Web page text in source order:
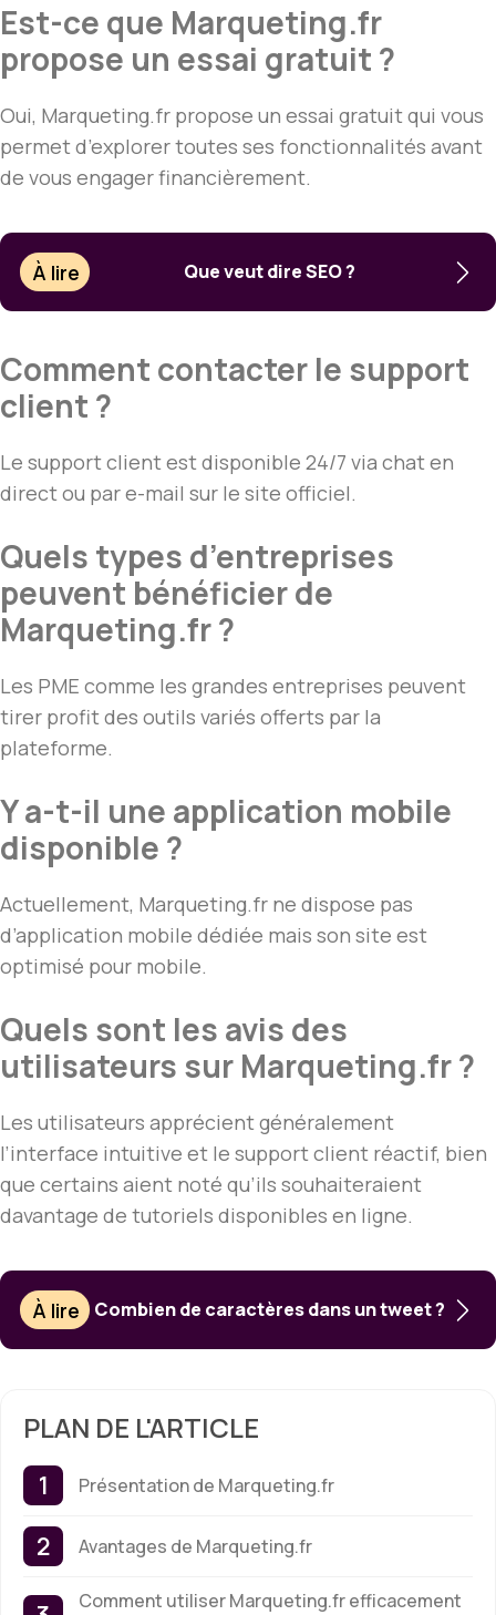
Est-ce que Marqueting.fr
propose un essai gratuit ?
Oui, Marqueting.fr propose un essai gratuit qui vous
permet d’explorer toutes ses fonctionnalités avant
de vous engager financièrement.
À lire Que veut dire SEO ?
Comment contacter le support
client ?
Le support client est disponible 24/7 via chat en
direct ou par e-mail sur le site officiel.
Quels types d’entreprises
peuvent bénéficier de
Marqueting.fr ?
Les PME comme les grandes entreprises peuvent
tirer profit des outils variés offerts par la
plateforme.
Y a-t-il une application mobile
disponible ?
Actuellement, Marqueting.fr ne dispose pas
d’application mobile dédiée mais son site est
optimisé pour mobile.
Quels sont les avis des
utilisateurs sur Marqueting.fr ?
Les utilisateurs apprécient généralement
l’interface intuitive et le support client réactif, bien
que certains aient noté qu’ils souhaiteraient
davantage de tutoriels disponibles en ligne.
À lire Combien de caractères dans un tweet ?
PLAN DE L'ARTICLE
Présentation de Marqueting.fr
Avantages de Marqueting.fr
Comment utiliser Marqueting.fr efficacement